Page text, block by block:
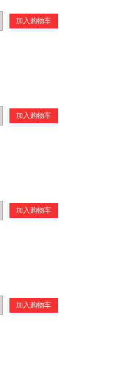
加入购物车
加入购物车
加入购物车
加入购物车